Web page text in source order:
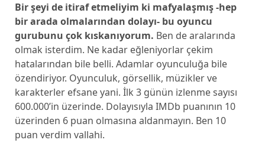
Bir şeyi de itiraf etmeliyim ki mafyalaşmış -hep
bir arada olmalarından dolayı- bu oyuncu
gurubunu çok kıskanıyorum. Ben de aralarında
olmak isterdim. Ne kadar eğleniyorlar çekim
hatalarından bile belli. Adamlar oyunculuğa bile
özendiriyor. Oyunculuk, görsellik, müzikler ve
karakterler efsane yani. İlk 3 günün izlenme sayısı
600.000’in üzerinde. Dolayısıyla IMDb puanının 10
üzerinden 6 puan olmasına aldanmayın. Ben 10
puan verdim vallahi.